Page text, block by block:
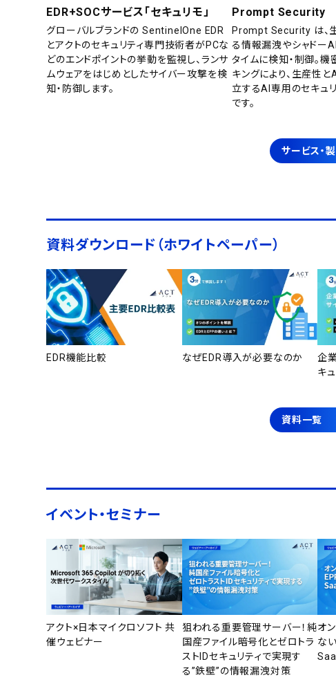
EDR+SOCサービス「セキュリモ」
グローバルブランドの SentinelOne EDR
とアクトのセキュリティ専門技術者がPCな
どのエンドポイントの挙動を監視し、ランサ
ムウェアをはじめとしたサイバー攻撃を検
知・防御します。
Prompt Security
Prompt Security は、
る情報漏洩やシャドー
タイムに検知・制御。
キングにより、生産性
立するAI専用のセキュ
です。
サービス・
資料ダウンロード（ホワイトペーパー）
EDR機能比較 なぜEDR導入が必要なのか
企
キ
資料一覧
イベント・セミナー
アクト×日本マイクロソフト 共
催ウェビナー
狙われる重要管理サーバー！純
国産ファイル暗号化とゼロトラ
ストIDセキュリティで実現す
る”鉄壁”の情報漏洩対策
オ
な